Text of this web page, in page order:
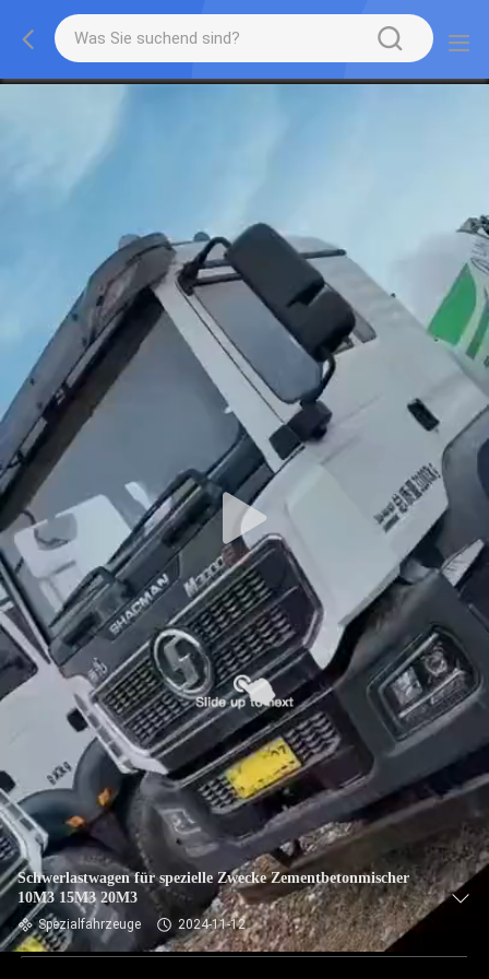
Schwerlastwagen für spezielle Zwecke Zementbetonmischer
10M3 15M3 20M3
Spezialfahrzeuge 2024-11-12